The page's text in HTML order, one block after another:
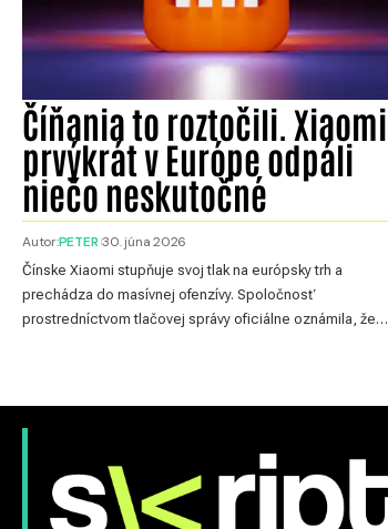
Číňania to roztočili. Xiaomi
prvýkrát v Európe odpáli
niečo neskutočné
Autor:PETER 30. júna 2026
Čínske Xiaomi stupňuje svoj tlak na európsky trh a
prechádza do masívnej ofenzívy. Spoločnosť
prostredníctvom tlačovej správy oficiálne oznámila, že…